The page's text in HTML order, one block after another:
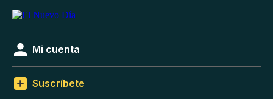
Mi cuenta
Suscríbete